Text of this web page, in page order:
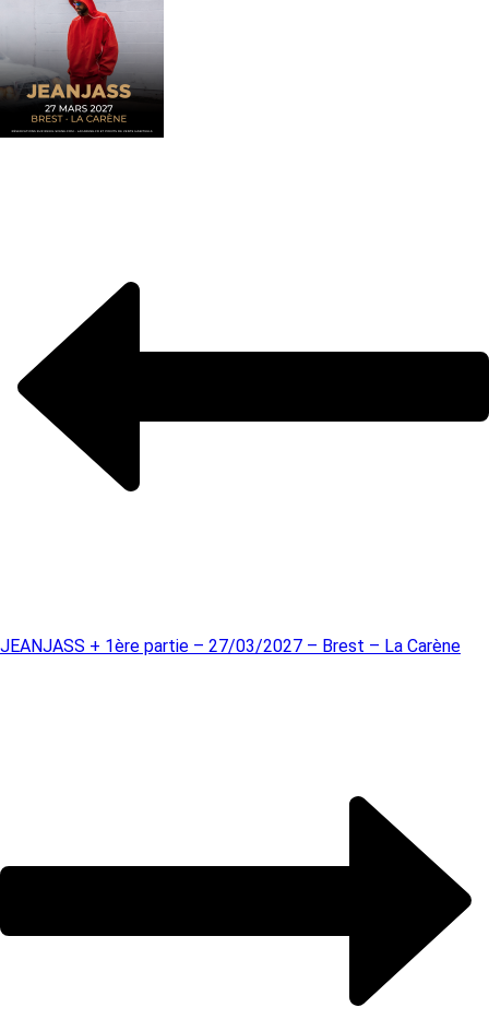
JEANJASS + 1ère partie – 27/03/2027 – Brest – La Carène